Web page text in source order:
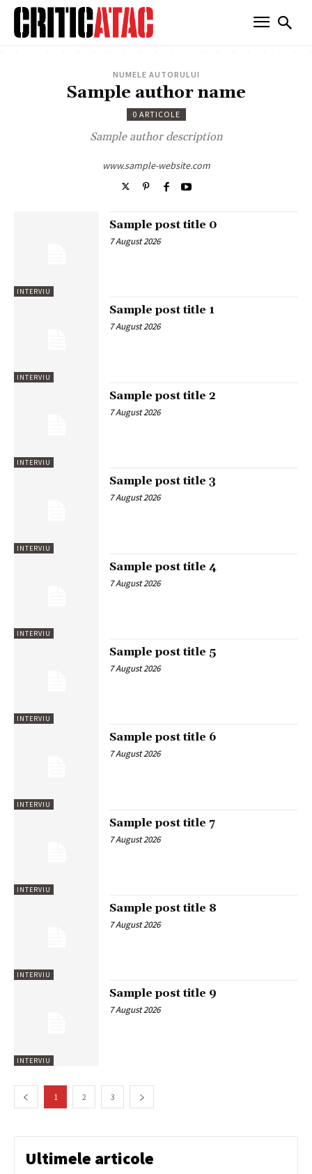
NUMELE AUTORULUI
Sample author name
0 ARTICOLE
Sample author description
www.sample-website.com
INTERVIU
Sample post title 0
7 August 2026
INTERVIU
Sample post title 1
7 August 2026
INTERVIU
Sample post title 2
7 August 2026
INTERVIU
Sample post title 3
7 August 2026
INTERVIU
Sample post title 4
7 August 2026
INTERVIU
Sample post title 5
7 August 2026
INTERVIU
Sample post title 6
7 August 2026
INTERVIU
Sample post title 7
7 August 2026
INTERVIU
Sample post title 8
7 August 2026
INTERVIU
Sample post title 9
7 August 2026
1 2 3
Ultimele articole